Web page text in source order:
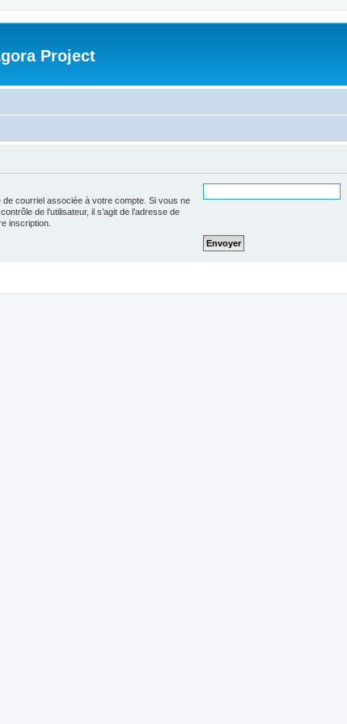
Project
courriel associée à votre compte. Si vous ne
de l’utilisateur, il s’agit de l’adresse de
inscription.